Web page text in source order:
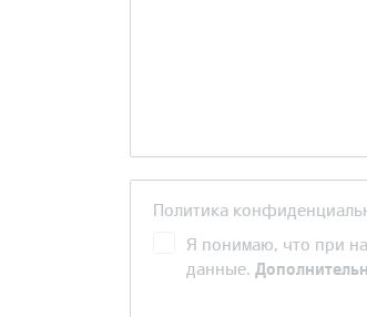
Политика
Я понимаю, что при
данные.